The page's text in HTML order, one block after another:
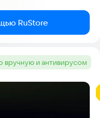
RuStore
вручную и антивирусом